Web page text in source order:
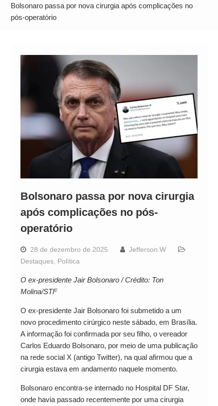
Comando Vermelho
Quem é Dr. Daniel? Conheça a trajetória do
Bolsonaro passa por nova cirurgia após complicações no
pós-operatório
Bolsonaro passa por nova cirurgia
após complicações no pós-
operatório
28 de dezembro de 2025
Jefferson W
Destaques, Política
O ex-presidente Jair Bolsonaro / Crédito: Ton
Molina/STF
O ex-presidente Jair Bolsonaro foi submetido a um
novo procedimento cirúrgico neste sábado, em Brasília.
A informação foi confirmada por seu filho, o vereador
Carlos Eduardo Bolsonaro, por meio de uma publicação
na rede social X (antigo Twitter), na qual afirmou que a
cirurgia estava em andamento naquele momento.
Bolsonaro encontra-se internado no Hospital DF Star,
onde havia passado recentemente por uma cirurgia